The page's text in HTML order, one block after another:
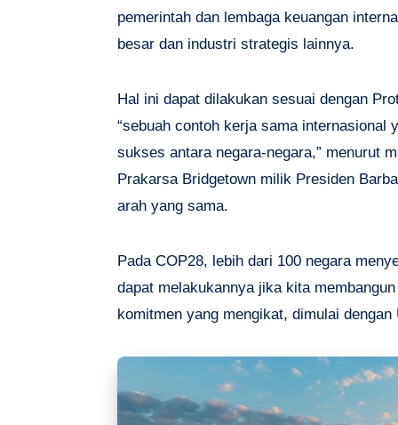
pemerintah dan lembaga keuangan
besar dan industri strategis lainnya.
Hal ini dapat dilakukan sesuai dengan
“sebuah contoh kerja sama internasional
sukses antara negara-negara,” menurut
Prakarsa Bridgetown milik Presiden
arah yang sama.
Pada COP28, lebih dari 100 negara
dapat melakukannya jika kita
komitmen yang mengikat, dimulai dengan